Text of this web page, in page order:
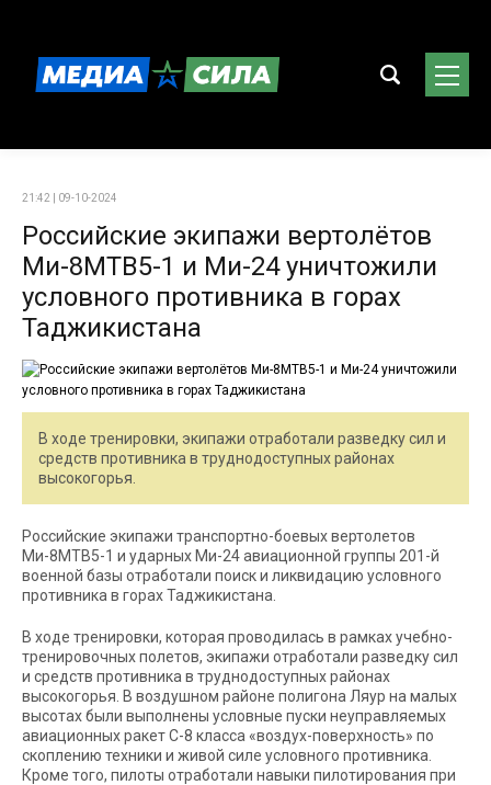
21:42 | 09-10-2024
Российские экипажи вертолётов
Ми-8МТВ5-1 и Ми-24 уничтожили
условного противника в горах
Таджикистана
В ходе тренировки, экипажи отработали разведку сил и
средств противника в труднодоступных районах
высокогорья.
Российские экипажи транспортно-боевых вертолетов
Ми-8МТВ5-1 и ударных Ми-24 авиационной группы 201-й
военной базы отработали поиск и ликвидацию условного
противника в горах Таджикистана.
В ходе тренировки, которая проводилась в рамках учебно-
тренировочных полетов, экипажи отработали разведку сил
и средств противника в труднодоступных районах
высокогорья. В воздушном районе полигона Ляур на малых
высотах были выполнены условные пуски неуправляемых
авиационных ракет С-8 класса «воздух-поверхность» по
скоплению техники и живой силе условного противника.
Кроме того, пилоты отработали навыки пилотирования при